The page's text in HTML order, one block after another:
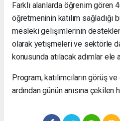
Farklı alanlarda öğrenim gören
öğretmeninin katılım sağladığı
mesleki gelişimlerinin
olarak yetişmeleri ve sektörle
konusunda atılacak adımlar ele
Program, katılımcıların görüş
ardından günün anısına çekilen